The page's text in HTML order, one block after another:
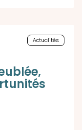
Actualités